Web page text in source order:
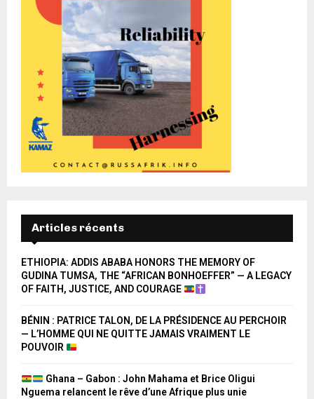
Articles récents
ETHIOPIA: ADDIS ABABA HONORS THE MEMORY OF
GUDINA TUMSA, THE “AFRICAN BONHOEFFER” — A LEGACY
OF FAITH, JUSTICE, AND COURAGE
BÉNIN : PATRICE TALON, DE LA PRÉSIDENCE AU PERCHOIR
— L’HOMME QUI NE QUITTE JAMAIS VRAIMENT LE
POUVOIR
Ghana – Gabon : John Mahama et Brice Oligui
Nguema relancent le rêve d’une Afrique plus unie